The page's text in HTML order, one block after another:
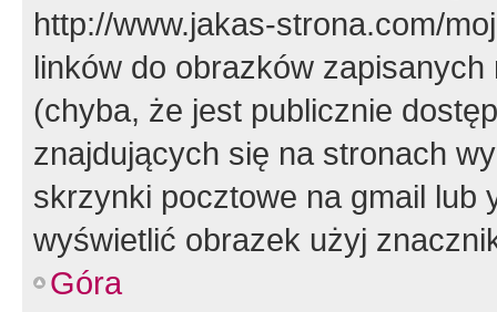
http://www.jakas-strona.com/
linków do obrazków
(chyba, że jest publicznie
znajdujących się na stronach
skrzynki pocztowe na gmail lub
wyświetlić obrazek użyj
Góra